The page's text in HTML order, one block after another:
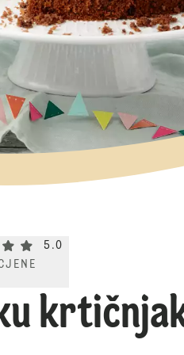
Current rating 5.0. Click to rate.
5.0